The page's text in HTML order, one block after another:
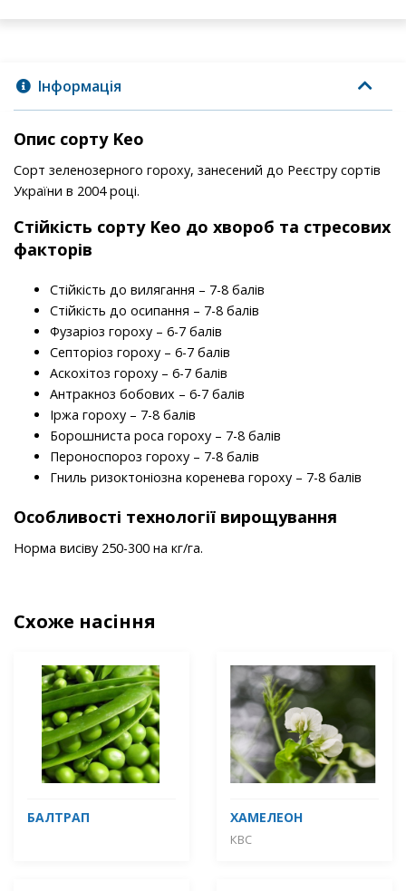
Інформація
Опис сорту Keo
Сорт зеленозерного гороху, занесений до Реєстру сортів
України в 2004 році.
Стійкість сортуKeo до хвороб та стресових
факторів
Стійкість до вилягання – 7-8 балів
Стійкість до осипання – 7-8 балів
Фузаріоз гороху – 6-7 балів
Септоріоз гороху – 6-7 балів
Аскохітоз гороху – 6-7 балів
Антракноз бобових – 6-7 балів
Іржа гороху – 7-8 балів
Борошниста роса гороху – 7-8 балів
Пероноспороз гороху – 7-8 балів
Гниль ризоктоніозна коренева гороху – 7-8 балів
Особливості технології вирощування
Норма висіву 250-300 на кг/га.
Схоже насіння
БАЛТРАП ХАМЕЛЕОН
КВС